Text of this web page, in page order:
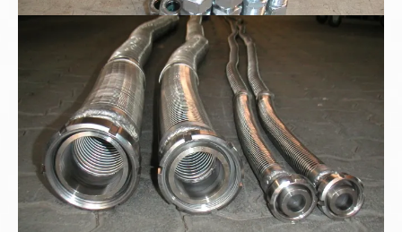
Metallschläuche mit Milchgewinde